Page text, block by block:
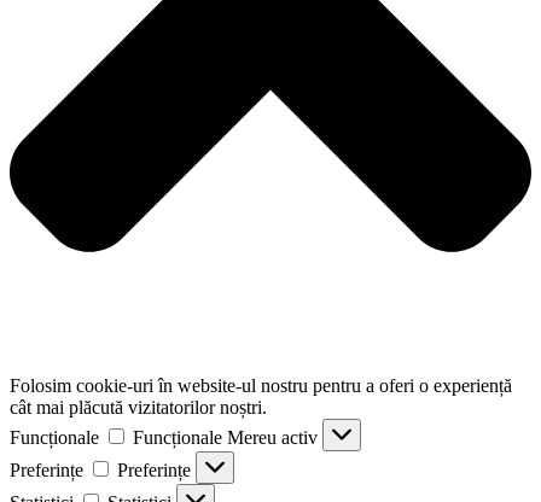
Folosim cookie-uri în website-ul nostru pentru a oferi o experiență
cât mai plăcută vizitatorilor noștri.
Funcționale
Funcționale Mereu activ
Preferințe
Preferințe